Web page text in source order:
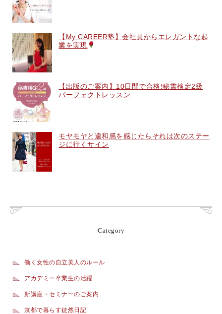
【My CAREER塾】会社員からエレガントな起
業を実現
【出版のご案内】10日間で合格!秘書検定2級
パーフェクトレッスン
モヤモヤと違和感を感じたらそれは次のステー
ジに行くサイン
Category
働く女性の自立美人のルール
アカデミー卒業生の活躍
新講座・セミナーのご案内
京都で暮らす徒然日記